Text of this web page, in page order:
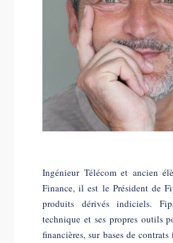
Ingénieur Télécom et ancien
Finance, il est le Président de
produits dérivés indiciels.
technique et ses propres outils
financières, sur bases de